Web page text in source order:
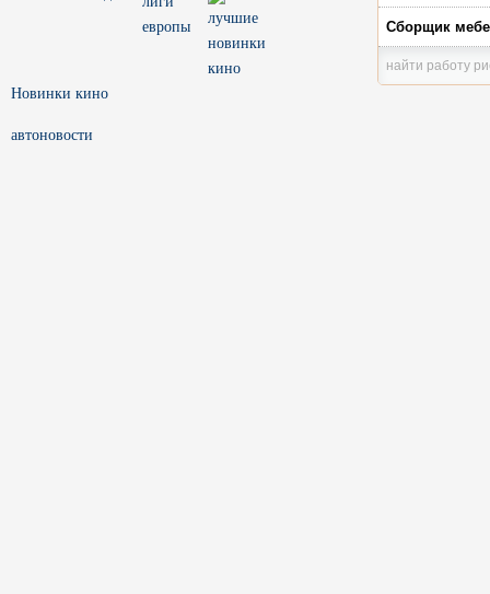
Новинки кино
автоновости
Сборщик
найти работу